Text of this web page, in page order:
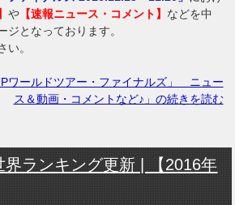
や 【速報ニュース・コメント】 などを中
ジとなっております。
い。
ワールドツアー・ファイナルズ」 ニュー
ス＆動画・コメントなど♪」の続きを読む
界ランキング更新 | 【2016年